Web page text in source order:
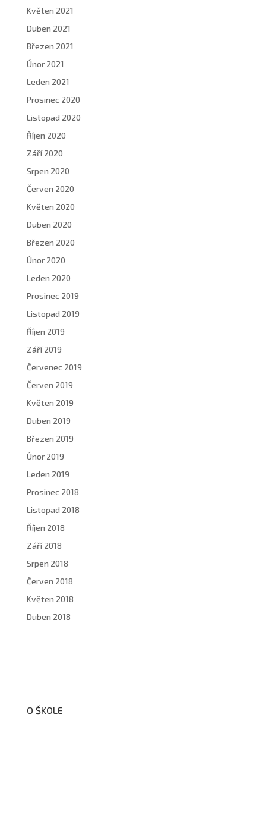
Květen 2021
Duben 2021
Březen 2021
Únor 2021
Leden 2021
Prosinec 2020
Listopad 2020
Říjen 2020
Září 2020
Srpen 2020
Červen 2020
Květen 2020
Duben 2020
Březen 2020
Únor 2020
Leden 2020
Prosinec 2019
Listopad 2019
Říjen 2019
Září 2019
Červenec 2019
Červen 2019
Květen 2019
Duben 2019
Březen 2019
Únor 2019
Leden 2019
Prosinec 2018
Listopad 2018
Říjen 2018
Září 2018
Srpen 2018
Červen 2018
Květen 2018
Duben 2018
O ŠKOLE